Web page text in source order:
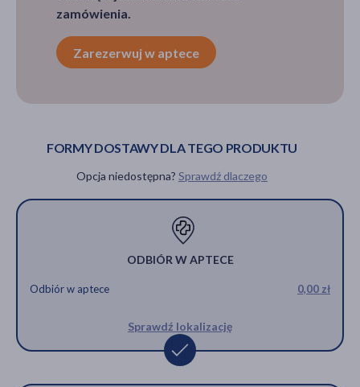
zamówienia.
Zarezerwuj w aptece
FORMY DOSTAWY DLA TEGO PRODUKTU
Opcja niedostępna? Sprawdź dlaczego
ODBIÓR W APTECE
Odbiór w aptece 0,00 zł
Sprawdź lokalizację